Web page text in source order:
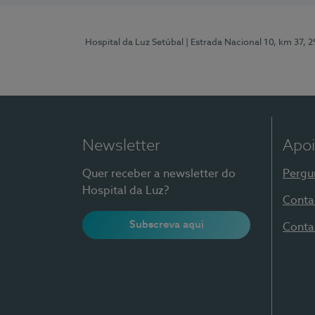
Hospital da Luz Setúbal | Estrada Nacional 10, km 37,
Newsletter
Quer receber a newsletter do
Hospital da Luz?
Subscreva aqui